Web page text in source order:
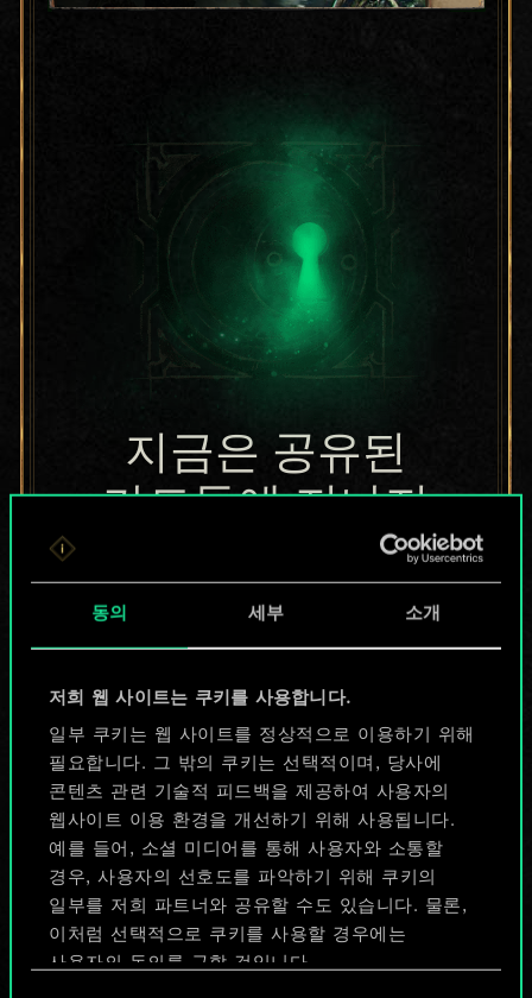
동의 세부 소개
저희 웹 사이트는 쿠키를 사용합니다.
일부 쿠키는 웹 사이트를 정상적으로 이용하기 위해
필요합니다. 그 밖의 쿠키는 선택적이며, 당사에
콘텐츠 관련 기술적 피드백을 제공하여 사용자의
웹사이트 이용 환경을 개선하기 위해 사용됩니다.
예를 들어, 소셜 미디어를 통해 사용자와 소통할
경우, 사용자의 선호도를 파악하기 위해 쿠키의
일부를 저희 파트너와 공유할 수도 있습니다. 물론,
이처럼 선택적으로 쿠키를 사용할 경우에는
사용자의 동의를 구할 것입니다.
지금은 공유된
카드들에 지나지
무궁무진한
가능성을 가지고
있습니다!
덱 이름 짓기 & 가이드 작성하기
덱 편집
또는